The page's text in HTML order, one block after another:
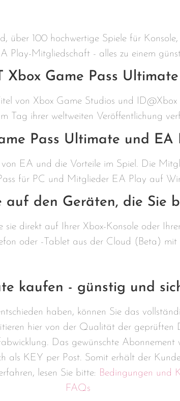
über 100 hochwertige Spiele für
Play-Mitgliedschaft - alles zu einem
Xbox Game Pass Ultimate
von Xbox Game Studios und
Tag ihrer weltweiten Veröffentlichung
Pass Ultimate und EA
EA und die Vorteile im Spiel. Die
für PC und Mitglieder EA Play auf
auf den Geräten, die Sie
sie direkt auf Ihrer Xbox-Konsole oder
oder -Tablet aus der Cloud (Beta)
kaufen - günstig und
haben, können Sie das
hier von der Qualität der geprüften
Das gewünschte
als KEY per Post. Somit erhält der
lesen Sie bitte: Bedingungen und
FAQs